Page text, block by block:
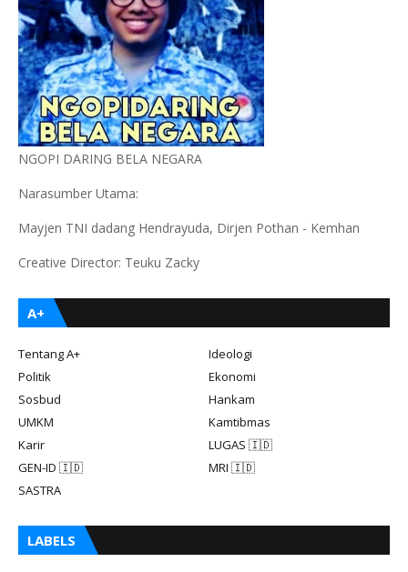
NGOPI DARING BELA NEGARA
Narasumber Utama:
Mayjen TNI dadang Hendrayuda, Dirjen Pothan - Kemhan
Creative Director: Teuku Zacky
A+
Tentang A+
Ideologi
Politik
Ekonomi
Sosbud
Hankam
UMKM
Kamtibmas
Karir
LUGAS 🇮🇩
GEN-ID 🇮🇩
MRI 🇮🇩
SASTRA
LABELS